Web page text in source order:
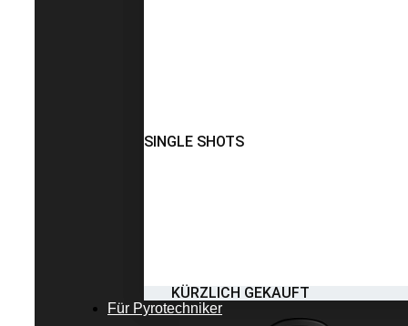
SINGLE SHOTS
KÜRZLICH GEKAUFT
Für Pyrotechniker